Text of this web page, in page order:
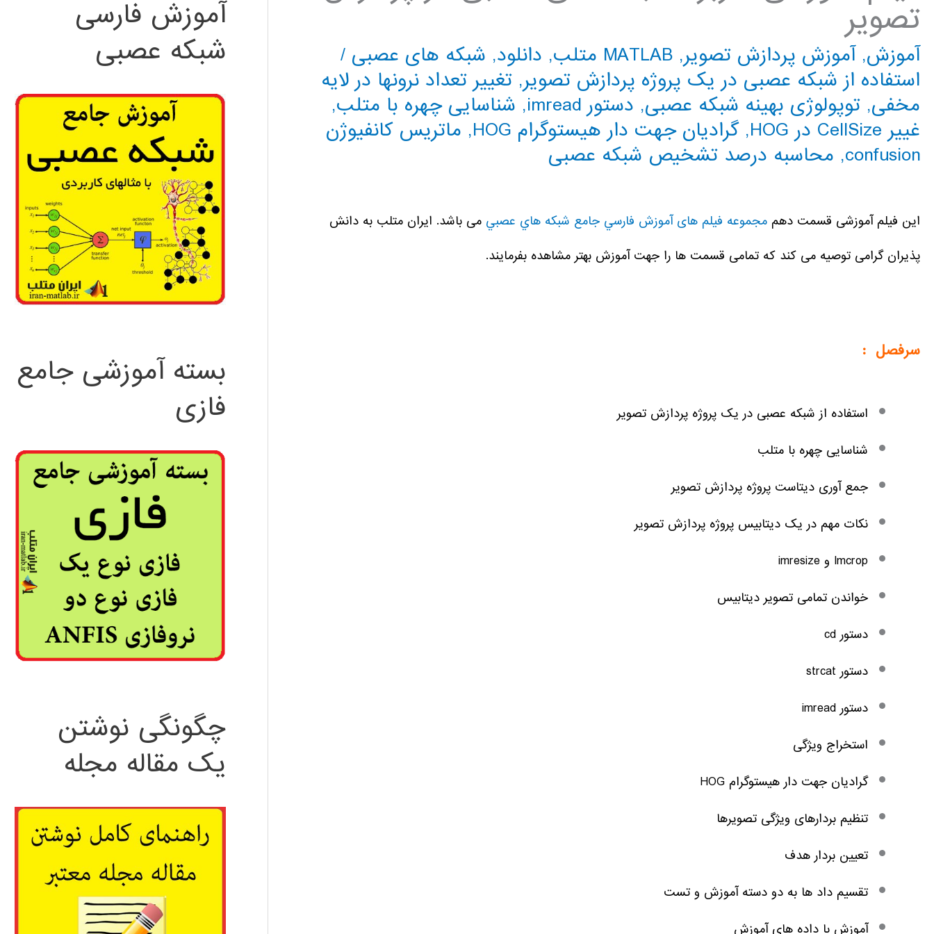
تصویر
آموزش,آموزش پردازش تصویر, MATLAB متلب , دانلود, شبکه های عصبی /
استفاده از شبکه عصبی در یک پروژه پردازش تصویر, تغییر تعداد نرونها در لایه
مخفی, توپولوژی بهینه شبکه عصبی, دستور imread , شناسایی چهره با متلب,
غییر CellSize در HOG
,گرادیان جهت دار هیستوگرام HOG , ماتریس کانفیوژن
confusion
, محاسبه درصد تشخیص شبکه عصبی
این فیلم آموزشی قسمت دهم مجموعه فيلم های آموزش فارسي جامع شبكه هاي عصبي می باشد. ایران متلب به دانش
پذیران گرامی توصیه می کند که تمامی قسمت ها را جهت آموزش بهتر مشاهده بفرمایند.
سرفصل :
استفاده از شبکه عصبی در یک پروژه پردازش تصویر
شناسایی چهره با متلب
جمع آوری دیتاست پروژه پردازش تصویر
نکات مهم در یک دیتابیس پروژه پردازش تصویر
Imcrop و imresize
خواندن تمامی تصویر دیتابیس
دستور cd
دستور strcat
دستور imread
استخراج ویژگی
گرادیان جهت دار هیستوگرام HOG
تنظیم بردارهای ویژگی تصویرها
تعیین بردار هدف
تقسیم داد ها به دو دسته آموزش و تست
آموزش با داده های آموزش
آموزش فارسی
شبکه عصبی
بسته آموزشی جامع
فازی
چگونگی نوشتن
یک مقاله مجله